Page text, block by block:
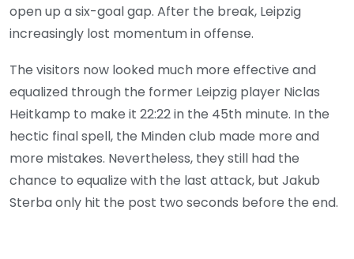
open up a six-goal gap. After the break, Leipzig
increasingly lost momentum in offense.
The visitors now looked much more effective and
equalized through the former Leipzig player Niclas
Heitkamp to make it 22:22 in the 45th minute. In the
hectic final spell, the Minden club made more and
more mistakes. Nevertheless, they still had the
chance to equalize with the last attack, but Jakub
Sterba only hit the post two seconds before the end.